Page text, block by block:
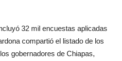
32 mil encuestas aplicadas
compartió el listado de los
gobernadores de Chiapas,